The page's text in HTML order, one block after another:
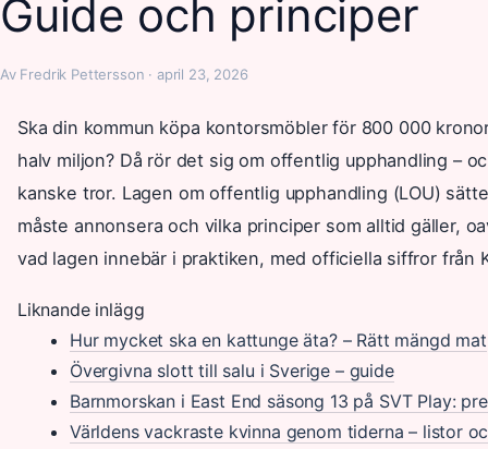
Guide och principer
Av Fredrik Pettersson · april 23, 2026
Ska din kommun köpa kontorsmöbler för 800 000
halv miljon? Då rör det sig om offentlig upphandling –
kanske tror. Lagen om offentlig upphandling (LOU)
måste annonsera och vilka principer som alltid gäller,
vad lagen innebär i praktiken, med officiella siffror från
Liknande inlägg
Hur mycket ska en kattunge äta? – Rätt mängd mat
Övergivna slott till salu i Sverige – guide
Barnmorskan i East End säsong 13 på SVT Play:
Världens vackraste kvinna genom tiderna – listor